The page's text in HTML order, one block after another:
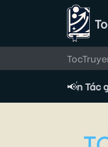
📢
tuyển Tác giả,